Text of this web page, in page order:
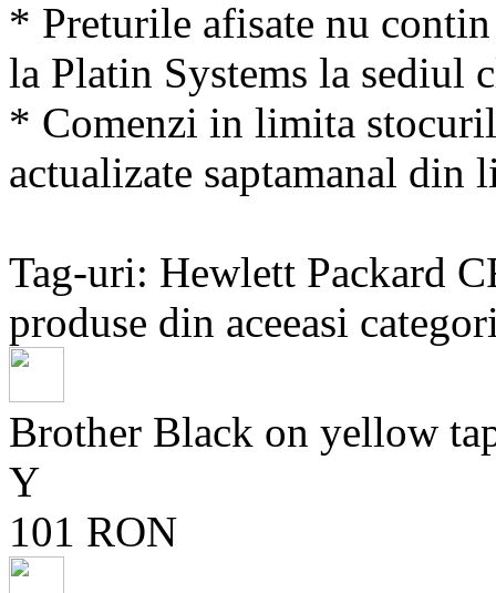
* Preturile afisate nu
la Platin Systems la sediul
* Comenzi in limita
actualizate saptamanal
Tag-uri: Hewlett Packard
produse din aceeasi
Brother Black on yellow
Y
101 RON